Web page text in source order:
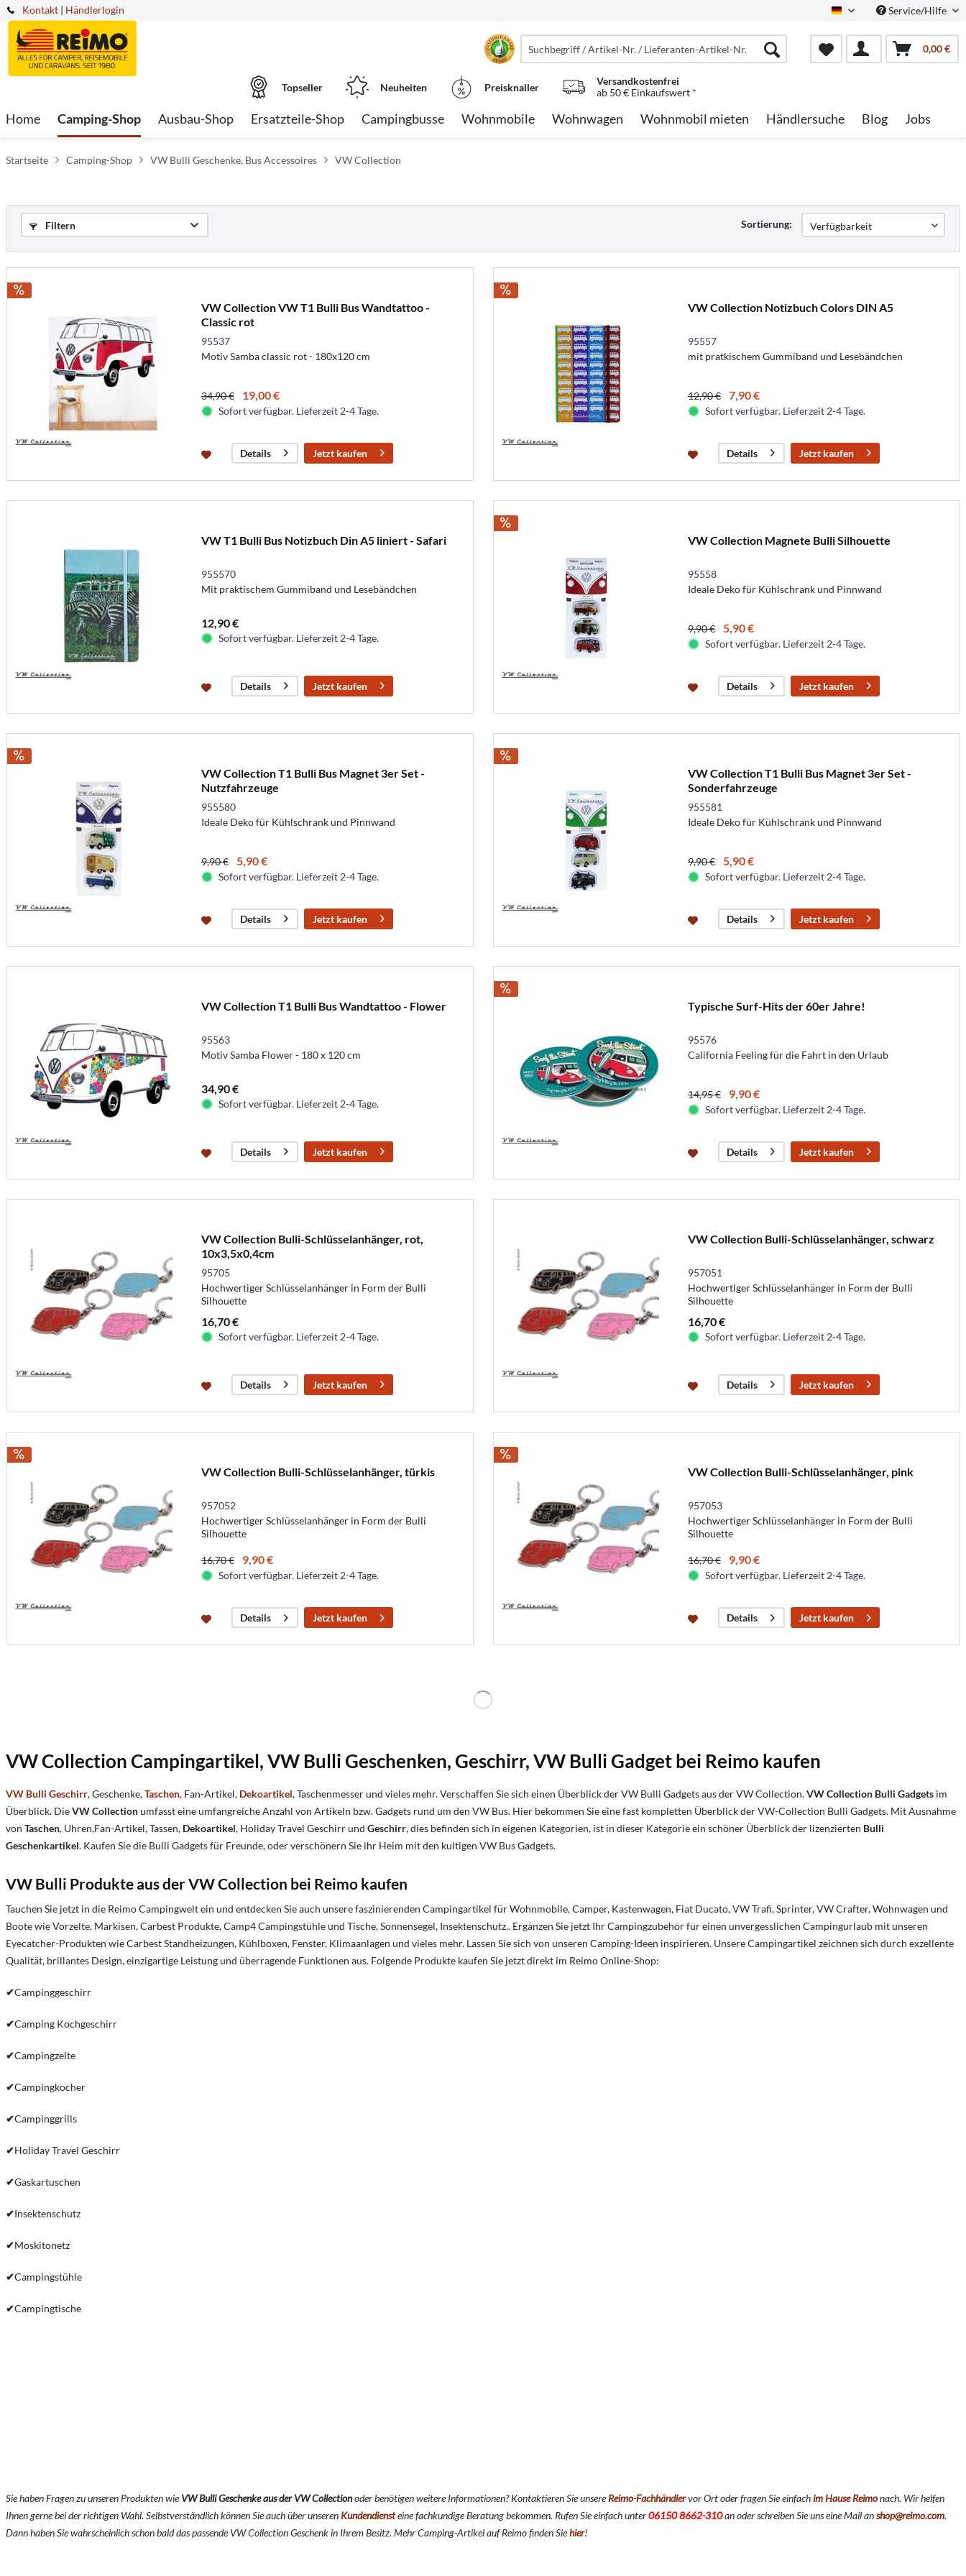
Kontakt German Service/Hilfe
| Händlerlogin
0,00 €
Topseller Neuheiten Preisknaller
Versandkostenfrei
ab 50 € Einkaufswert *
Home Camping-Shop Ausbau-Shop Ersatzteile-Shop Campingbusse Wohnmobile Wohnwagen Wohnmobil mieten Händlersuche Blog Jobs
Startseite Camping-Shop VW Bulli Geschenke, Bus Accessoires VW Collection
Filtern Sortierung:
VW Collection VW T1 Bulli Bus Wandtattoo -
Classic rot
95537
Motiv Samba classic rot - 180x120 cm
34,90 € 19,00 €
Sofort verfügbar. Lieferzeit 2-4 Tage.
Details Jetzt kaufen
VW Collection Notizbuch Colors DIN A5
95557
mit pratkischem Gummiband und Lesebändchen
12,90 € 7,90 €
Sofort verfügbar. Lieferzeit 2-4 Tage.
Details Jetzt kaufen
VW T1 Bulli Bus Notizbuch Din A5 liniert - Safari
955570
Mit praktischem Gummiband und Lesebändchen
12,90 €
Sofort verfügbar. Lieferzeit 2-4 Tage.
Details Jetzt kaufen
VW Collection Magnete Bulli Silhouette
95558
Ideale Deko für Kühlschrank und Pinnwand
9,90 € 5,90 €
Sofort verfügbar. Lieferzeit 2-4 Tage.
Details Jetzt kaufen
VW Collection T1 Bulli Bus Magnet 3er Set -
Nutzfahrzeuge
955580
Ideale Deko für Kühlschrank und Pinnwand
9,90 € 5,90 €
Sofort verfügbar. Lieferzeit 2-4 Tage.
Details Jetzt kaufen
VW Collection T1 Bulli Bus Magnet 3er Set -
Sonderfahrzeuge
955581
Ideale Deko für Kühlschrank und Pinnwand
9,90 € 5,90 €
Sofort verfügbar. Lieferzeit 2-4 Tage.
Details Jetzt kaufen
VW Collection T1 Bulli Bus Wandtattoo - Flower
95563
Motiv Samba Flower - 180 x 120 cm
34,90 €
Sofort verfügbar. Lieferzeit 2-4 Tage.
Details Jetzt kaufen
Typische Surf-Hits der 60er Jahre!
95576
California Feeling für die Fahrt in den Urlaub
14,95 € 9,90 €
Sofort verfügbar. Lieferzeit 2-4 Tage.
Details Jetzt kaufen
VW Collection Bulli-Schlüsselanhänger, rot,
10x3,5x0,4cm
95705
Hochwertiger Schlüsselanhänger in Form der Bulli
Silhouette
16,70 €
Sofort verfügbar. Lieferzeit 2-4 Tage.
Details Jetzt kaufen
VW Collection Bulli-Schlüsselanhänger, schwarz
957051
Hochwertiger Schlüsselanhänger in Form der Bulli
Silhouette
16,70 €
Sofort verfügbar. Lieferzeit 2-4 Tage.
Details Jetzt kaufen
VW Collection Bulli-Schlüsselanhänger, türkis
957052
Hochwertiger Schlüsselanhänger in Form der Bulli
Silhouette
16,70 € 9,90 €
Sofort verfügbar. Lieferzeit 2-4 Tage.
Details Jetzt kaufen
VW Collection Bulli-Schlüsselanhänger, pink
957053
Hochwertiger Schlüsselanhänger in Form der Bulli
Silhouette
16,70 € 9,90 €
Sofort verfügbar. Lieferzeit 2-4 Tage.
Details Jetzt kaufen
VW Collection Campingartikel, VW Bulli Geschenken, Geschirr, VW Bulli Gadget bei Reimo kaufen
VW Bulli Geschirr, Geschenke,Taschen, Fan-Artikel, Dekoartikel, Taschenmesser und vieles mehr. Verschaffen Sie sich einen Überblick der VW Bulli Gadgets aus der VW Collection.VW Collection Bulli Gadgets im
Überblick. DieVW Collectionumfasst eine umfangreiche Anzahl von Artikeln bzw. Gadgets rund um den VW Bus. Hier bekommen Sie eine fast kompletten Überblick der VW-Collection Bulli Gadgets. Mit Ausnahme
von Taschen, Uhren,Fan-Artikel, Tassen, Dekoartikel, Holiday Travel Geschirr und Geschirr, dies befinden sich in eigenen Kategorien, ist in dieser Kategorie ein schöner Überblick der lizenzierten Bulli
Geschenkartikel. Kaufen Sie die Bulli Gadgets für Freunde, oder verschönern Sie ihr Heim mit den kultigen VW Bus Gadgets.
VW Bulli Produkte aus der VW Collection bei Reimo kaufen
Tauchen Sie jetzt in die Reimo Campingwelt ein und entdecken Sie auch unsere faszinierenden Campingartikel für Wohnmobile, Camper, Kastenwagen, Fiat Ducato, VW Trafi, Sprinter, VW Crafter, Wohnwagen und
Boote wie Vorzelte, Markisen, Carbest Produkte, Camp4 Campingstühle und Tische, Sonnensegel, Insektenschutz.. Ergänzen Sie jetzt Ihr Campingzubehör für einen unvergesslichen Campingurlaub mit unseren
Eyecatcher-Produkten wie Carbest Standheizungen, Kühlboxen, Fenster, Klimaanlagen und vieles mehr. Lassen Sie sich von unseren Camping-Ideen inspirieren. Unsere Campingartikel zeichnen sich durch exzellente
Qualität, brillantes Design, einzigartige Leistung und überragende Funktionen aus. Folgende Produkte kaufen Sie jetzt direkt im Reimo Online-Shop:
✔Campinggeschirr
✔Camping Kochgeschirr
✔Campingzelte
✔Campingkocher
✔Campinggrills
✔Holiday Travel Geschirr
✔Gaskartuschen
✔Insektenschutz
✔Moskitonetz
✔Campingstühle
✔Campingtische
Sie haben Fragen zu unseren Produkten wieVW Bulli Geschenke aus der VW Collectionoder benötigen weitere Informationen? Kontaktieren Sie unsereReimo-Fachhändlervor Ort oder fragen Sie einfachim Hause Reimonach. Wir helfen
Ihnen gerne bei der richtigen Wahl. Selbstverständlich können Sie auch über unserenKundendiensteine fachkundige Beratung bekommen. Rufen Sie einfach unter06150 8662-310an oder schreiben Sie uns eine Mail anshop@reimo.com.
Dann haben Sie wahrscheinlich schon bald das passende VW Collection Geschenk in Ihrem Besitz. Mehr Camping-Artikel auf Reimo finden Siehier!